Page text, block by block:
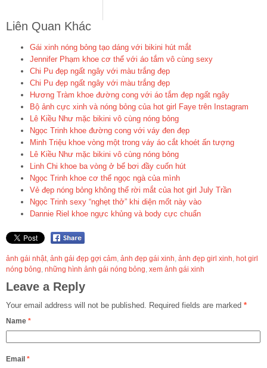
Liên Quan Khác
Gái xinh nóng bỏng tạo dáng với bikini hút mắt
Jennifer Phạm khoe cơ thể với áo tắm vô cùng sexy
Chi Pu đẹp ngất ngây với màu trắng đẹp
Chi Pu đẹp ngất ngây với màu trắng đẹp
Hương Tràm khoe đường cong với áo tắm đẹp ngất ngây
Bộ ảnh cực xinh và nóng bỏng của hot girl Faye trên Instagram
Lê Kiều Như mặc bikini vô cùng nóng bỏng
Ngọc Trinh khoe đường cong với váy đen đẹp
Minh Triệu khoe vòng một trong váy áo cắt khoét ấn tượng
Lê Kiều Như mặc bikini vô cùng nóng bỏng
Linh Chi khoe ba vòng ở bể bơi đầy cuốn hút
Ngọc Trinh khoe cơ thể ngọc ngà của mình
Vẻ đẹp nóng bỏng không thể rời mắt của hot girl July Trần
Ngọc Trinh sexy “nghẹt thở” khi diện mốt này vào
Dannie Riel khoe ngực khủng và body cực chuẩn
ảnh gái nhật, ảnh gái đẹp gợi cảm, ảnh đẹp gái xinh, ảnh đẹp girl xinh, hot girl
nóng bỏng, những hình ảnh gái nóng bỏng, xem ảnh gái xinh
Leave a Reply
Your email address will not be published. Required fields are marked *
Name *
Email *